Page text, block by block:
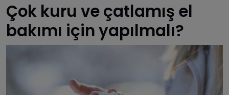
Çok kuru ve çatlamış el
bakımı için yapılmalı?